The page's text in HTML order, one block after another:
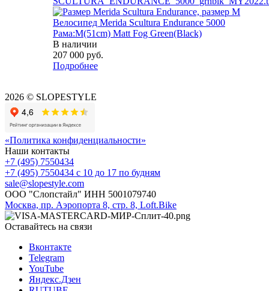
Велосипед Merida Scultura Endurance 5000
Рама:M(51cm) Matt Fog Green(Black)
В наличии
207 000 руб.
Подробнее
2026 © SLOPESTYLE
«Политика конфиденциальности»
Наши контакты
+7 (495) 7550434
+7 (495) 7550434 с 10 до 17 по будням
sale@slopestyle.com
ООО "Слопстайл" ИНН 5001079740
Москва, пр. Аэропорта 8, стр. 8, Loft.Bike
Оставайтесь на связи
Вконтакте
Telegram
YouTube
Яндекс.Дзен